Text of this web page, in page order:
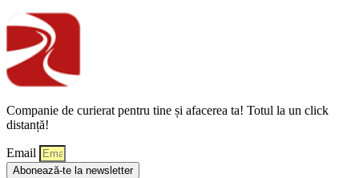
Companie de curierat pentru tine și afacerea ta! Totul la un click
distanță!
Email
Abonează-te la newsletter